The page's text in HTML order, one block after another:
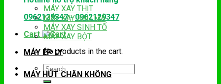
0962129347-0962129347
Cart
No products in the cart.
Search
for:
MÁY XAY THỊT
MÁY XAY RAU MÁ
MÁY XAY SINH TỐ
MÁY XAY BỘT
MÁY ÉP LY
MÁY HÚT CHÂN KHÔNG